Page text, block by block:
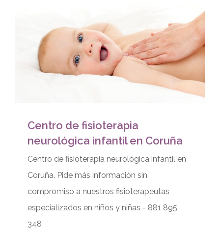
Centro de fisioterapia
neurológica infantil en Coruña
Centro de fisioterapia neurológica infantil en
Coruña. Pide más información sin
compromiso a nuestros fisioterapeutas
especializados en niños y niñas - 881 895
348